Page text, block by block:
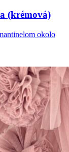
(krémová)
okolo